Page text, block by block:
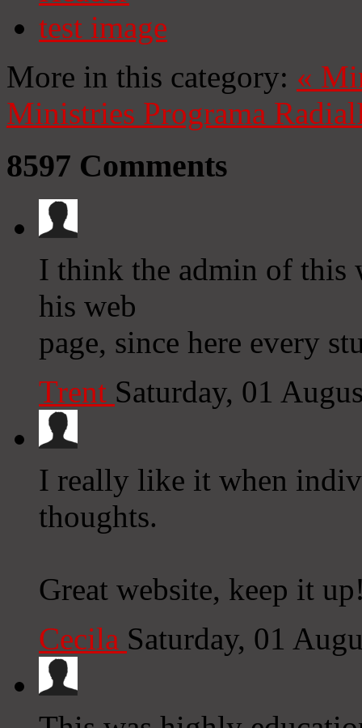
test image
More in this category: «
Ministries Programa Radial
8597 Comments
I think the admin of this
his web
page, since here every
Trent Saturday, 01
I really like it when
thoughts.
Great website, keep it
Cecila Saturday, 01